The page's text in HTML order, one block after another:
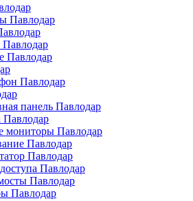
Павлодар
Павлодар
Павлодар
панель Павлодар
Павлодар
мониторы Павлодар
Павлодар
Павлодар
Павлодар
Павлодар
Павлодар